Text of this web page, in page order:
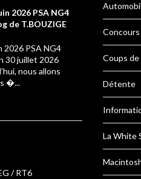
2026 PSA NG4
de T.BOUZIGE
2026 PSA NG4
30 juillet 2026
nous allons
�...
/ RT6
Concours
Coups
Détente
La White